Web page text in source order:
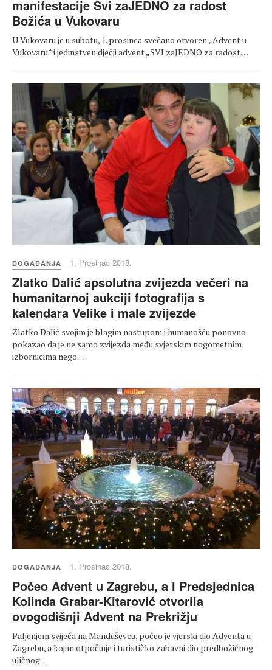
manifestacije Svi zaJEDNO za radost
Božića u Vukovaru
U Vukovaru je u subotu, 1. prosinca svečano otvoren „Advent u
Vukovaru“ i jedinstven dječji advent „SVI zaJEDNO za radost…
DOGAĐANJA 1. Prosinac 2018.
Zlatko Dalić apsolutna zvijezda večeri na
humanitarnoj aukciji fotografija s
kalendara Velike i male zvijezde
Zlatko Dalić svojim je blagim nastupom i humanošću ponovno
pokazao da je ne samo zvijezda među svjetskim nogometnim
izbornicima nego…
DOGAĐANJA 1. Prosinac 2018.
Počeo Advent u Zagrebu, a i Predsjednica
Kolinda Grabar-Kitarović otvorila
ovogodišnji Advent na Prekrižju
Paljenjem svijeća na Manduševcu, počeo je vjerski dio Adventa u
Zagrebu, a kojim otpočinje i turističko zabavni dio predbožićnog
uličnog…